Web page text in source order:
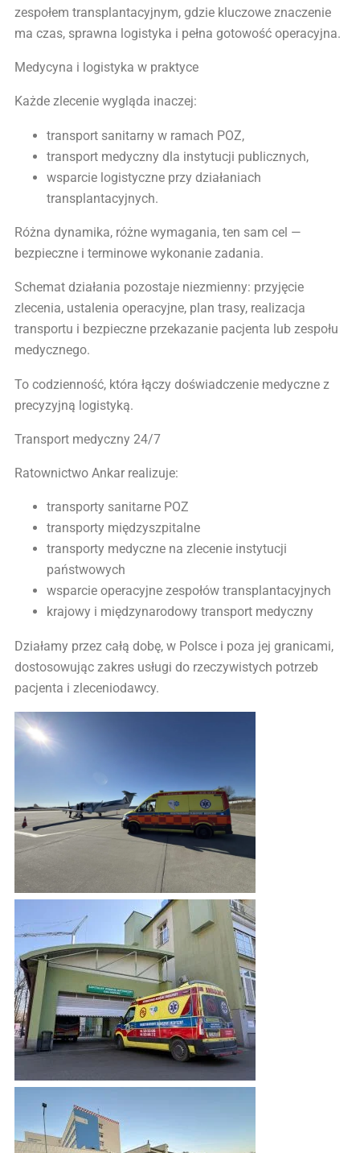
zespołem transplantacyjnym, gdzie kluczowe znaczenie
ma czas, sprawna logistyka i pełna gotowość operacyjna.
Medycyna i logistyka w praktyce
Każde zlecenie wygląda inaczej:
transport sanitarny w ramach POZ,
transport medyczny dla instytucji publicznych,
wsparcie logistyczne przy działaniach
transplantacyjnych.
Różna dynamika, różne wymagania, ten sam cel —
bezpieczne i terminowe wykonanie zadania.
Schemat działania pozostaje niezmienny: przyjęcie
zlecenia, ustalenia operacyjne, plan trasy, realizacja
transportu i bezpieczne przekazanie pacjenta lub zespołu
medycznego.
To codzienność, która łączy doświadczenie medyczne z
precyzyjną logistyką.
Transport medyczny 24/7
Ratownictwo Ankar realizuje:
transporty sanitarne POZ
transporty międzyszpitalne
transporty medyczne na zlecenie instytucji
państwowych
wsparcie operacyjne zespołów transplantacyjnych
krajowy i międzynarodowy transport medyczny
Działamy przez całą dobę, w Polsce i poza jej granicami,
dostosowując zakres usługi do rzeczywistych potrzeb
pacjenta i zleceniodawcy.